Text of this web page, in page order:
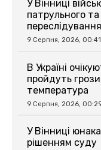
У Вінниці
патрульного
переслідування
9 Серпня, 2026, 00:41
В Україні
пройдуть
температура
9 Серпня, 2026,
У Вінниці
рішенням суду